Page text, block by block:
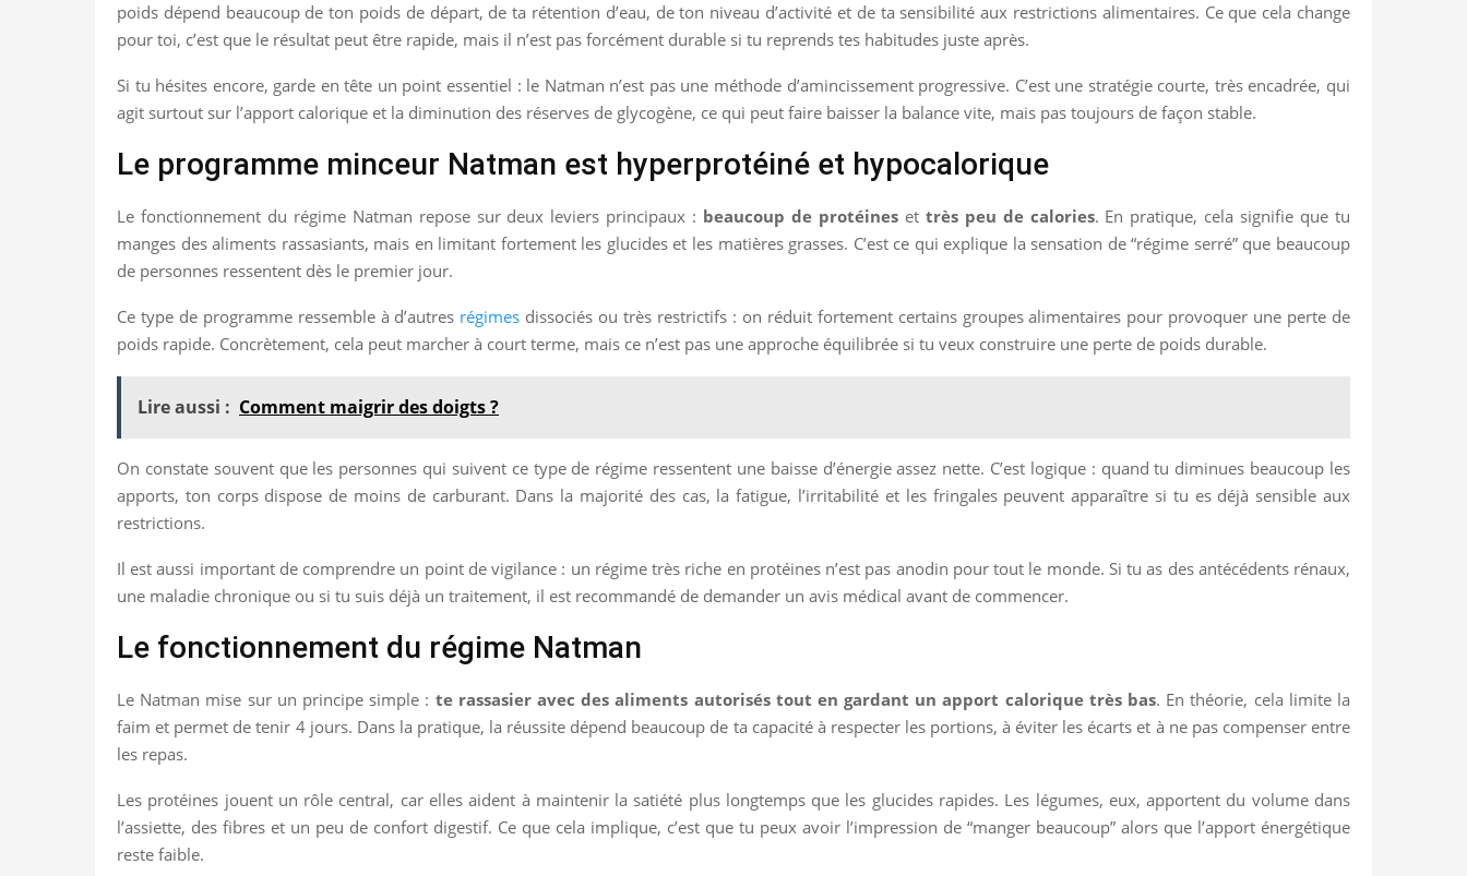
poids dépend beaucoup de ton poids de départ, de ta rétention d’eau, de ton niveau d’activité et de ta sensibilité aux restrictions alimentaires. Ce que cela change
pour toi, c’est que le résultat peut être rapide, mais il n’est pas forcément durable si tu reprends tes habitudes juste après.
Si tu hésites encore, garde en tête un point essentiel : le Natman n’est pas une méthode d’amincissement progressive. C’est une stratégie courte, très encadrée, qui
agit surtout sur l’apport calorique et la diminution des réserves de glycogène, ce qui peut faire baisser la balance vite, mais pas toujours de façon stable.
Le programme minceur Natman est hyperprotéiné et hypocalorique
Le fonctionnement du régime Natman repose sur deux leviers principaux : beaucoup de protéineset très peu de calories. En pratique, cela signifie que tu
manges des aliments rassasiants, mais en limitant fortement les glucides et les matières grasses. C’est ce qui explique la sensation de “régime serré” que beaucoup
de personnes ressentent dès le premier jour.
Ce type de programme ressemble à d’autres régimes dissociés ou très restrictifs : on réduit fortement certains groupes alimentaires pour provoquer une perte de
poids rapide. Concrètement, cela peut marcher à court terme, mais ce n’est pas une approche équilibrée si tu veux construire une perte de poids durable.
Lire aussi : Comment maigrir des doigts ?
On constate souvent que les personnes qui suivent ce type de régime ressentent une baisse d’énergie assez nette. C’est logique : quand tu diminues beaucoup les
apports, ton corps dispose de moins de carburant. Dans la majorité des cas, la fatigue, l’irritabilité et les fringales peuvent apparaître si tu es déjà sensible aux
restrictions.
Il est aussi important de comprendre un point de vigilance : un régime très riche en protéines n’est pas anodin pour tout le monde. Si tu as des antécédents rénaux,
une maladie chronique ou si tu suis déjà un traitement, il est recommandé de demander un avis médical avant de commencer.
Le fonctionnement du régime Natman
Le Natman mise sur un principe simple : te rassasier avec des aliments autorisés tout en gardant un apport calorique très bas. En théorie, cela limite la
faim et permet de tenir 4 jours. Dans la pratique, la réussite dépend beaucoup de ta capacité à respecter les portions, à éviter les écarts et à ne pas compenser entre
les repas.
Les protéines jouent un rôle central, car elles aident à maintenir la satiété plus longtemps que les glucides rapides. Les légumes, eux, apportent du volume dans
l’assiette, des fibres et un peu de confort digestif. Ce que cela implique, c’est que tu peux avoir l’impression de “manger beaucoup” alors que l’apport énergétique
reste faible.